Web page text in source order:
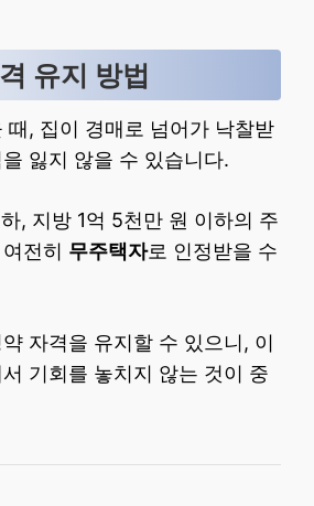
유지 방법
때, 집이 경매로 넘어가 낙찰받
잃지 않을 수 있습니다.
, 지방 1억 5천만 원 이하의 주
전히 무주택자로 인정받을 수
자격을 유지할 수 있으니, 이
기회를 놓치지 않는 것이 중